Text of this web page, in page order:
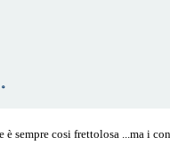
sempre cosi frettolosa ...ma i